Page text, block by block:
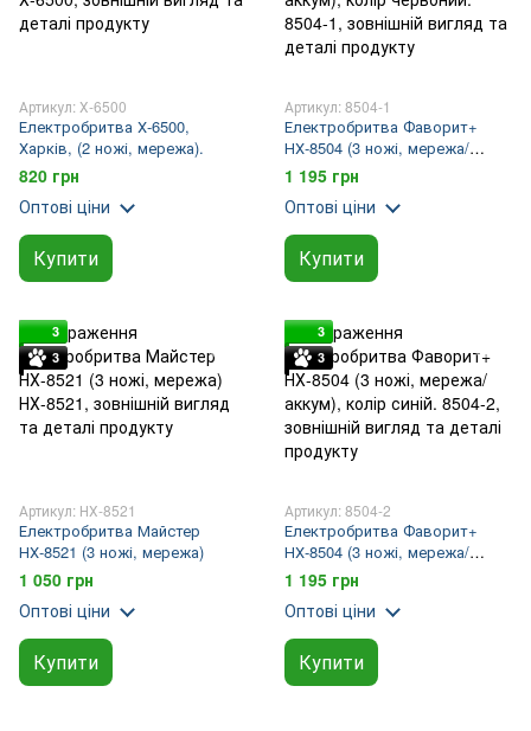
Артикул: Х-6500
Електробритва Х-6500,
Харків, (2 ножі, мережа).
820 грн
Оптові ціни
Купити
Артикул: 8504-1
Електробритва Фаворит+
НХ-8504 (3 ножі, мережа/
аккум), колір червоний.
1 195 грн
Оптові ціни
Купити
3
3
Артикул: НХ-8521
Електробритва Майстер
НХ-8521 (3 ножі, мережа)
1 050 грн
Оптові ціни
Купити
3
3
Артикул: 8504-2
Електробритва Фаворит+
НХ-8504 (3 ножі, мережа/
аккум), колір синій.
1 195 грн
Оптові ціни
Купити